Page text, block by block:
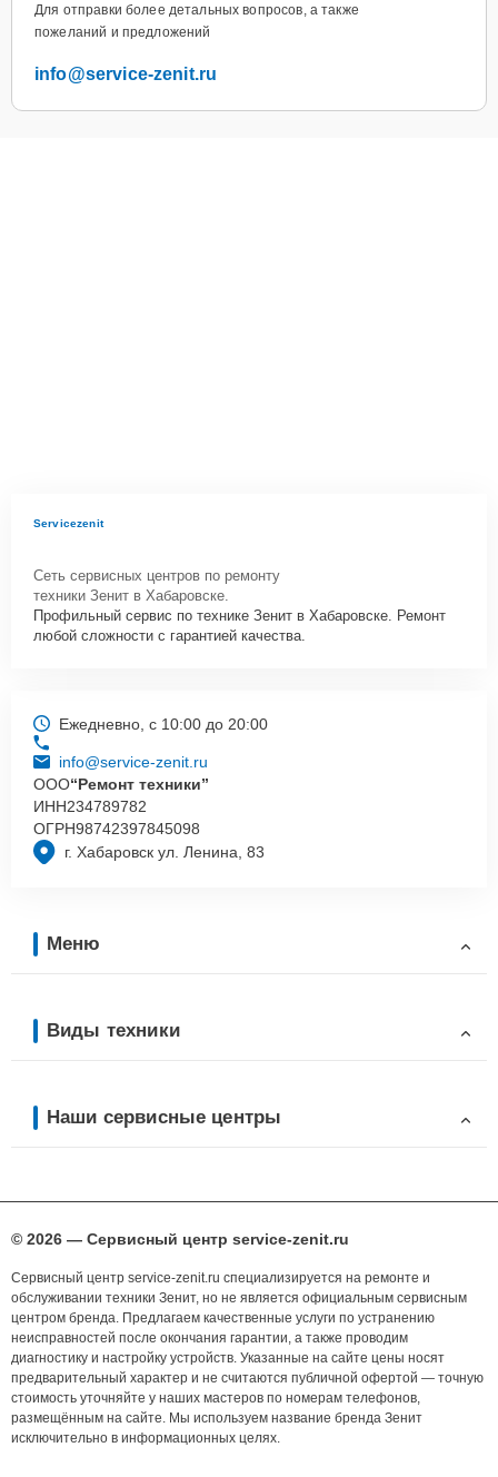
Для отправки более детальных вопросов, а также
пожеланий и предложений
info@service-zenit.ru
Servicezenit
Сеть сервисных центров по ремонту
техники Зенит в Хабаровске.
Профильный сервис по технике Зенит в Хабаровске. Ремонт
любой сложности с гарантией качества.
г. Хабаровск ул. Ленина, 83
Ежедневно, с 10:00 до 20:00
info@service-zenit.ru
ООО“Ремонт техники”
ИНН234789782
ОГРН98742397845098
Меню
Виды техники
Наши сервисные центры
© 2026 — Сервисный центр service-zenit.ru
Сервисный центр service-zenit.ru специализируется на ремонте и
обслуживании техники Зенит, но не является официальным сервисным
центром бренда. Предлагаем качественные услуги по устранению
неисправностей после окончания гарантии, а также проводим
диагностику и настройку устройств. Указанные на сайте цены носят
предварительный характер и не считаются публичной офертой — точную
стоимость уточняйте у наших мастеров по номерам телефонов,
размещённым на сайте. Мы используем название бренда Зенит
исключительно в информационных целях.